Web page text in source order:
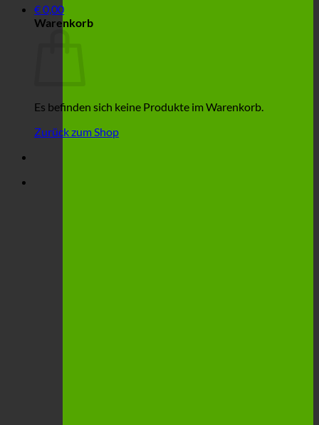
€0,00
Warenkorb
Es befinden sich keine Produkte im Warenkorb.
Zurück zum Shop